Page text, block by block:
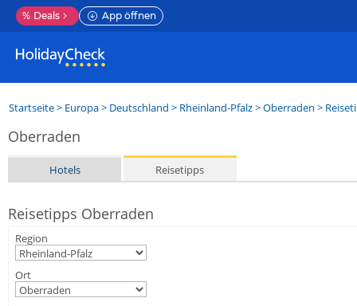
% Deals App öffnen
Startseite> Europa> Deutschland > Rheinland-Pfalz>Oberraden >
Oberraden
Hotels Reisetipps
Reisetipps Oberraden
Region
Ort